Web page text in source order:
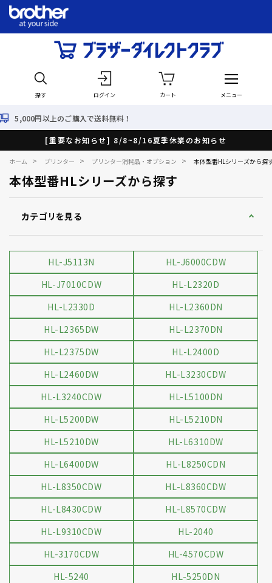
探す ログイン カート メニュー
料！
[重要なお知らせ] 8/8~8/16夏季休業のお知らせ
ホーム > プリンター > プリンター消耗品・オプション > 本体型番HLシリーズから探
本体型番HLシリーズから探す
カテゴリを見る
HL-J5113N
HL-J6000CDW
HL-J7010CDW
HL-L2320D
HL-L2330D
HL-L2360DN
HL-L2365DW
HL-L2370DN
HL-L2375DW
HL-L2400D
HL-L2460DW
HL-L3230CDW
HL-L3240CDW
HL-L5100DN
HL-L5200DW
HL-L5210DN
HL-L5210DW
HL-L6310DW
HL-L6400DW
HL-L8250CDN
HL-L8350CDW
HL-L8360CDW
HL-L8430CDW
HL-L8570CDW
HL-L9310CDW
HL-2040
HL-3170CDW
HL-4570CDW
HL-5240
HL-5250DN